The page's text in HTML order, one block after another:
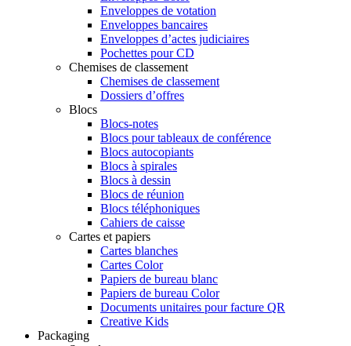
Enveloppes de votation
Enveloppes bancaires
Enveloppes d’actes judiciaires
Pochettes pour CD
Chemises de classement
Chemises de classement
Dossiers d’offres
Blocs
Blocs-notes
Blocs pour tableaux de conférence
Blocs autocopiants
Blocs à spirales
Blocs à dessin
Blocs de réunion
Blocs téléphoniques
Cahiers de caisse
Cartes et papiers
Cartes blanches
Cartes Color
Papiers de bureau blanc
Papiers de bureau Color
Documents unitaires pour facture QR
Creative Kids
Packaging